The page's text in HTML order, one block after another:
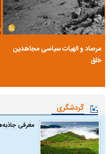
مرصاد و الهیات سیاسی مجاهدین
خلق
گردشگری
معرفی